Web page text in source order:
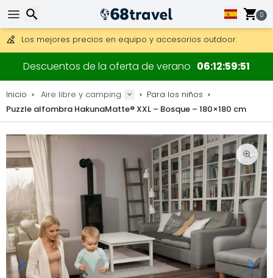
0
Envío DHL 1 día disponible.
30 días para devoluciones, 90 días para mapas de madera
Los mejores precios en equipo y accesorios outdoor.
Descuentos de la oferta de verano 06 12 59 51
Inicio Aire libre y camping
Para los niños
Puzzle alfombra HakunaMatte® XXL – Bosque – 180×180 cm
Buscar
Buscar